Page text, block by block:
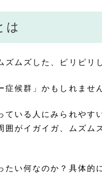
は
ムズした、ピリピリ
候群」かもしれません
いる人にみられやす
がイガイガ、ムズ
い何なのか？具体的